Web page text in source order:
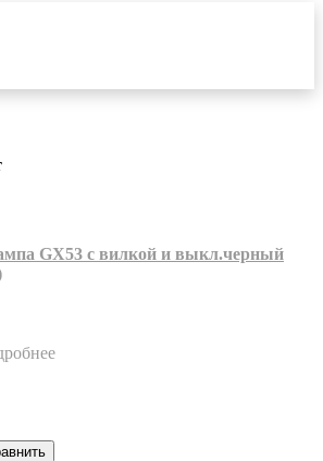
GX53 с вилкой и выкл.черный